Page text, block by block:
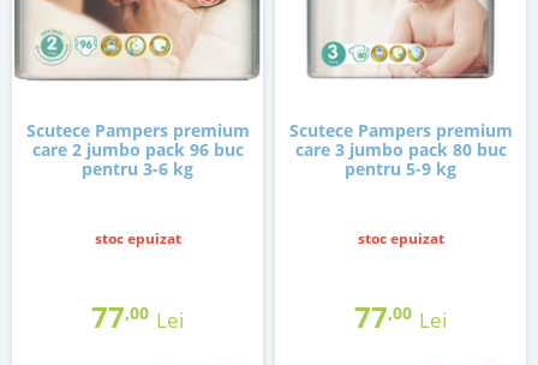
Scutece Pampers premium
care 2 jumbo pack 96 buc
pentru 3-6 kg
stoc epuizat
77,00 Lei
Scutece Pampers premium
care 3 jumbo pack 80 buc
pentru 5-9 kg
stoc epuizat
77,00 Lei